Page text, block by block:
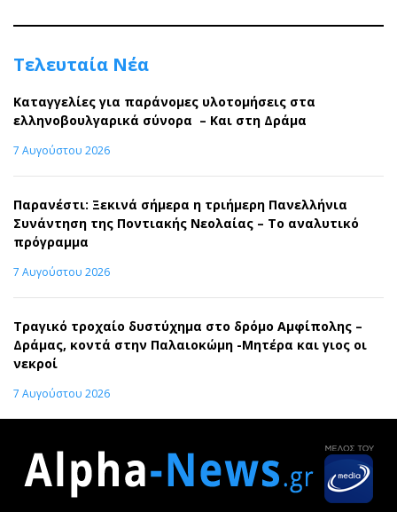
Τελευταία Νέα
Καταγγελίες για παράνομες υλοτομήσεις στα
ελληνοβουλγαρικά σύνορα – Και στη Δράμα
7 Αυγούστου 2026
Παρανέστι: Ξεκινά σήμερα η τριήμερη Πανελλήνια
Συνάντηση της Ποντιακής Νεολαίας – Το αναλυτικό
πρόγραμμα
7 Αυγούστου 2026
Τραγικό τροχαίο δυστύχημα στο δρόμο Αμφίπολης –
Δράμας, κοντά στην Παλαιοκώμη -Μητέρα και γιος οι
νεκροί
7 Αυγούστου 2026